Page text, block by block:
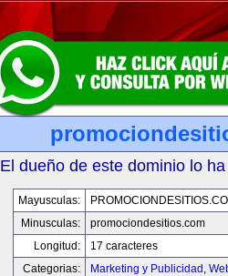
El dueño de este dominio lo
Mayusculas:
Minusculas:
promociondesitios.com
Longitud:
17 caracteres
Categorias:
Marketing y Publicidad ,